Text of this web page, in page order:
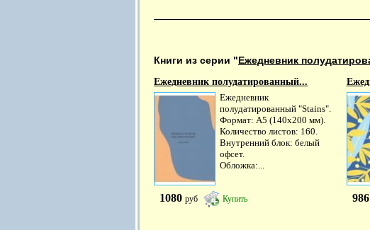
Книги из серии "Ежедневник
Ежедневник полудатированный...
Ежедневник
полудатированный "Stains".
Формат: А5 (140х200 мм).
Количество листов: 160.
Внутренний блок: белый
офсет.
Обложка:...
1080 руб Купить 986